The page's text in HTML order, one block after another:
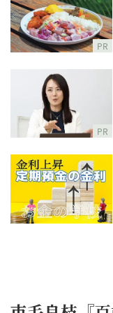
PR
PR